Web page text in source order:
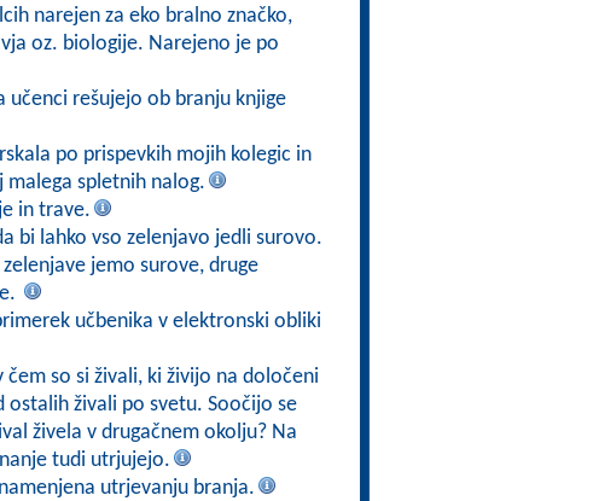
narejen za eko bralno značko,
oz. biologije. Narejeno je po
učenci rešujejo ob branju knjige
po prispevkih mojih kolegic in
spletnih nalog.
in trave.
bi lahko vso zelenjavo jedli surovo.
jemo surove, druge
učbenika v elektronski obliki
so si živali, ki živijo na določeni
živali po svetu. Soočijo se
živela v drugačnem okolju? Na
tudi utrjujejo.
utrjevanju branja.